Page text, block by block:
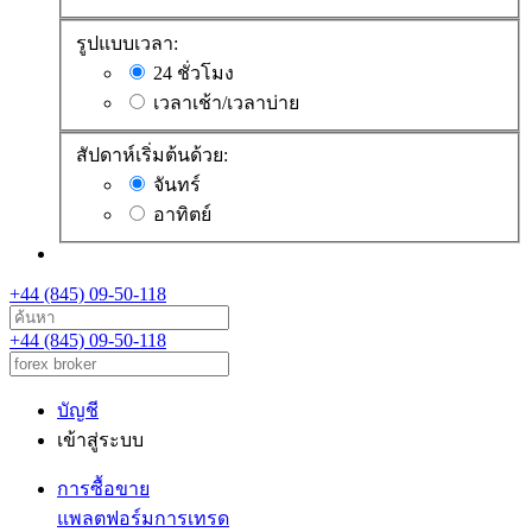
รูปแบบเวลา:
24 ชั่วโมง
เวลาเช้า/เวลาบ่าย
สัปดาห์เริ่มต้นด้วย:
จันทร์
อาทิตย์
+44 (845) 09-50-118
+44 (845) 09-50-118
บัญชี
เข้าสู่ระบบ
การซื้อขาย
แพลตฟอร์มการเทรด